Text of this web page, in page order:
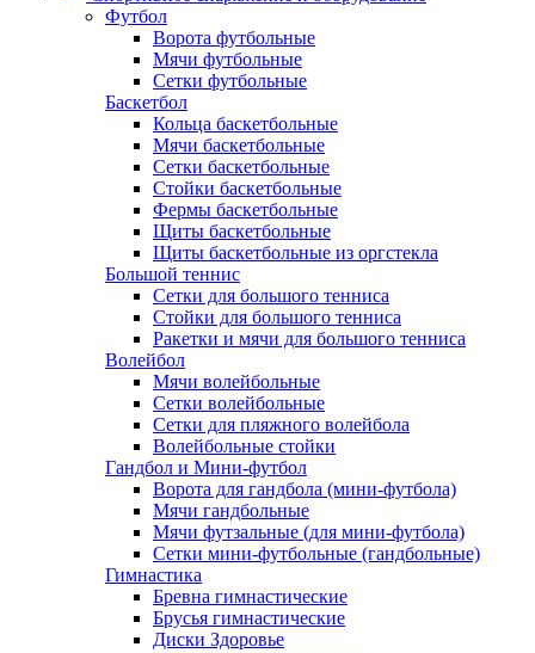
Футбол
Ворота футбольные
Мячи футбольные
Сетки футбольные
Баскетбол
Кольца баскетбольные
Мячи баскетбольные
Сетки баскетбольные
Стойки баскетбольные
Фермы баскетбольные
Щиты баскетбольные
Щиты баскетбольные из оргстекла
Большой теннис
Сетки для большого тенниса
Стойки для большого тенниса
Ракетки и мячи для большого тенниса
Волейбол
Мячи волейбольные
Сетки волейбольные
Сетки для пляжного волейбола
Волейбольные стойки
Гандбол и Мини-футбол
Ворота для гандбола (мини-футбола)
Мячи гандбольные
Мячи футзальные (для мини-футбола)
Сетки мини-футбольные (гандбольные)
Гимнастика
Бревна гимнастические
Брусья гимнастические
Диски Здоровье